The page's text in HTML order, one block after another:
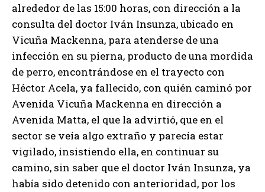
alrededor de las 15:00 horas, con dirección a la
consulta del doctor Iván Insunza, ubicado en
Vicuña Mackenna, para atenderse de una
infección en su pierna, producto de una mordida
de perro, encontrándose en el trayecto con
Héctor Acela, ya fallecido, con quién caminó por
Avenida Vicuña Mackenna en dirección a
Avenida Matta, el que la advirtió, que en el
sector se veía algo extraño y parecía estar
vigilado, insistiendo ella, en continuar su
camino, sin saber que el doctor Iván Insunza, ya
había sido detenido con anterioridad, por los